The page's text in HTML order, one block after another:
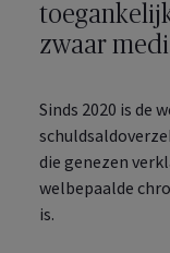
zwaar
Sinds 2020 is de
die genezen
welbepaalde
is.